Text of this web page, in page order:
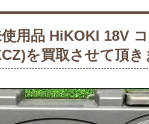
用品 HiKOKI 18V
を買取させて頂き